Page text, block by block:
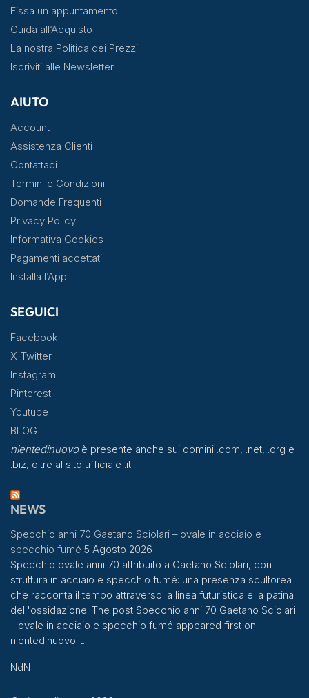
Fissa un appuntamento
Guida all’Acquisto
La nostra Politica dei Prezzi
Iscriviti alle Newsletter
AIUTO
Account
Assistenza Clienti
Contattaci
Termini e Condizioni
Domande Frequenti
Privacy Policy
Informativa Cookies
Pagamenti accettati
Installa l’App
SEGUICI
Facebook
X-Twitter
Instagram
Pinterest
Youtube
BLOG
nientedinuovoè presente anche sui domini .com, .net, .org e
.biz, oltre al sito ufficiale .it
NEWS
Specchio anni 70 Gaetano Sciolari – ovale in acciaio e
specchio fumé 5 Agosto 2026
Specchio ovale anni 70 attribuito a Gaetano Sciolari, con
struttura in acciaio e specchio fumé: una presenza scultorea
che racconta il tempo attraverso la linea futuristica e la patina
dell'ossidazione. The post Specchio anni 70 Gaetano Sciolari
– ovale in acciaio e specchio fumé appeared first on
nientedinuovo.it.
NdN